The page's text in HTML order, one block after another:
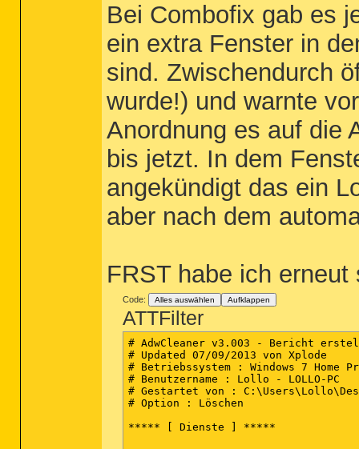
Bei Combofix gab es
ein extra Fenster in
sind. Zwischendurch
wurde!) und warnte
Anordnung es auf die
bis jetzt. In dem
angekündigt das ein
aber nach dem
FRST habe ich
Code: Alles auswählen Aufklappen
ATTFilter
# AdwCleaner v3.003 - Bericht
# Updated 07/09/2013 von Xplode
# Betriebssystem : Windows 7 Home
# Benutzername : Lollo - LOLLO-PC
# Gestartet von :
# Option : Löschen
***** [ Dienste ] *****